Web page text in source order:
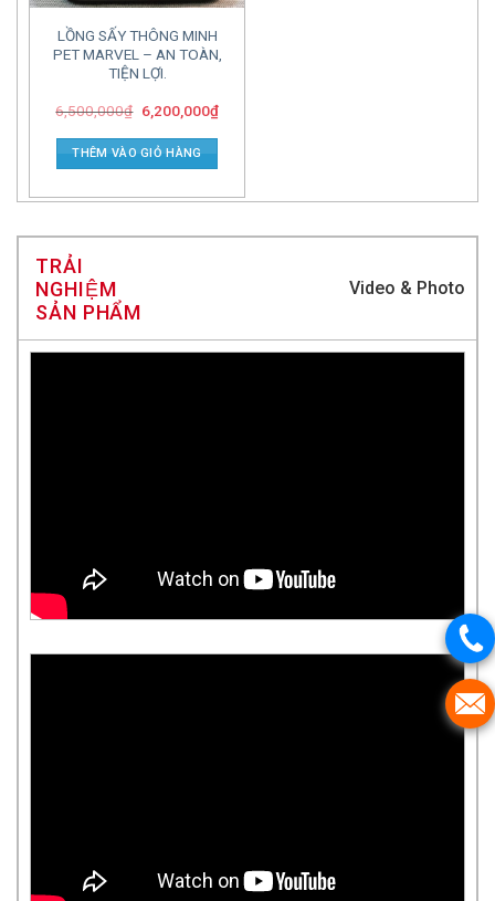
LỒNG SẤY THÔNG MINH
PET MARVEL – AN TOÀN,
TIỆN LỢI.
6,500,000₫ 6,200,000₫
THÊM VÀO GIỎ HÀNG
TRẢI
NGHIỆM
SẢN PHẨM
Video & Photo